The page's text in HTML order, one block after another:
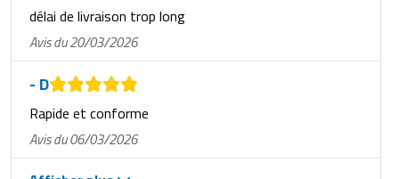
délai de livraison trop long
Avis du 20/03/2026
- D
Rapide et conforme
Avis du 06/03/2026